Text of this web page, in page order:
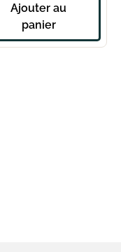
Ajouter au
panier